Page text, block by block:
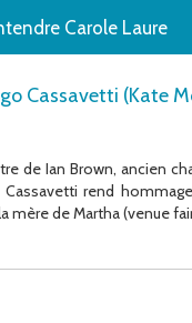
Carole Laure
Cassavetti (Kate
de Ian Brown, ancien
rend
mère de Martha (venue